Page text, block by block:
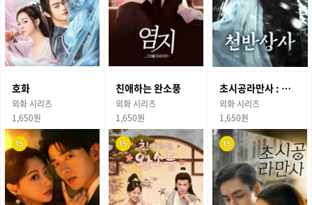
호화
외화 시리즈
1,650원
친애하는 완소풍
외화 시리즈
1,650원
초시공라만사 : 시공을 초월한 로맨스
외화 시리즈
1,650원